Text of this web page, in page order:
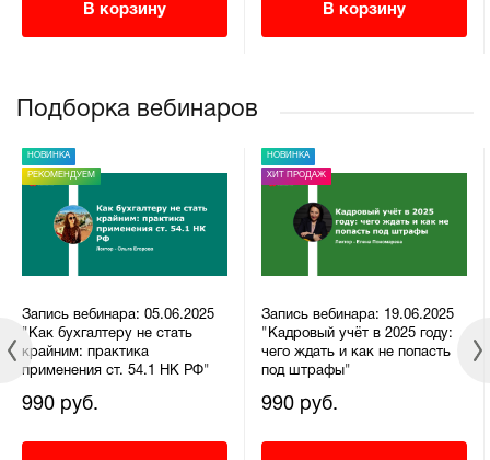
В корзину В корзину
Подборка вебинаров
НОВИНКА
РЕКОМЕНДУЕМ
Запись вебинара: 05.06.2025
"Как бухгалтеру не стать
крайним: практика
применения ст. 54.1 НК РФ"
990 руб.
НОВИНКА
ХИТ ПРОДАЖ
Запись вебинара: 19.06.2025
"Кадровый учёт в 2025 году:
чего ждать и как не попасть
под штрафы"
990 руб.